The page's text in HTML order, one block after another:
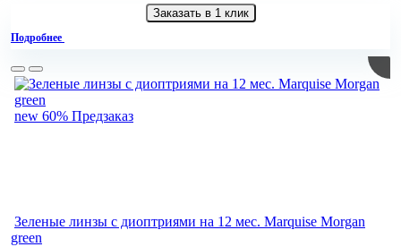
Заказать в 1 клик
Подробнее
new 60% Предзаказ
Зеленые линзы с диоптриями на 12 мес. Marquise Morgan
green